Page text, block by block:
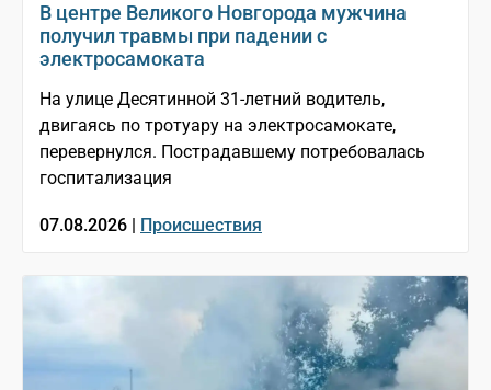
В центре Великого Новгорода мужчина
получил травмы при падении с
электросамоката
На улице Десятинной 31-летний водитель,
двигаясь по тротуару на электросамокате,
перевернулся. Пострадавшему потребовалась
госпитализация
07.08.2026 | Происшествия